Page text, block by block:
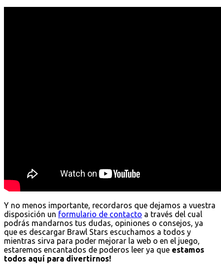
Y no menos importante, recordaros que dejamos a vuestra
disposición un formulario de contacto a través del cual
podrás mandarnos tus dudas, opiniones o consejos, ya
que es descargar Brawl Stars escuchamos a todos y
mientras sirva para poder mejorar la web o en el juego,
estaremos encantados de poderos leer ya que estamos
todos aquí para divertirnos!